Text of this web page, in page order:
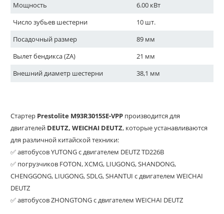
Мощность
6.00 кВт
Число зубьев шестерни
10 шт.
Посадочный размер
89 мм
Вылет бендикса (ZA)
21 мм
Внешний диаметр шестерни
38,1 мм
Стартер Prestolite M93R3015SE-VPP производится для
двигателей DEUTZ, WEICHAI DEUTZ, которые устанавливаются
для различной китайской техники:
✅ автобусов YUTONG с двигателем DEUTZ TD226B
✅ погрузчиков FOTON, XCMG, LIUGONG, SHANDONG,
CHENGGONG, LIUGONG, SDLG, SHANTUI с двигателем WEICHAI
DEUTZ
✅ автобусов ZHONGTONG с двигателем WEICHAI DEUTZ